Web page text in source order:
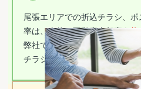
尾張エリアでの折込チラシ、
率は、全体の不動産売却率を
弊社では、社員一同と、専属
チラシ投函で、地域No.1の集